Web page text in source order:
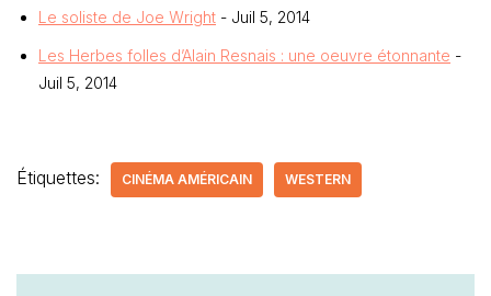
Le soliste de Joe Wright - Juil 5, 2014
Les Herbes folles d’Alain Resnais : une oeuvre étonnante -
Juil 5, 2014
Étiquettes: CINÉMA AMÉRICAIN WESTERN